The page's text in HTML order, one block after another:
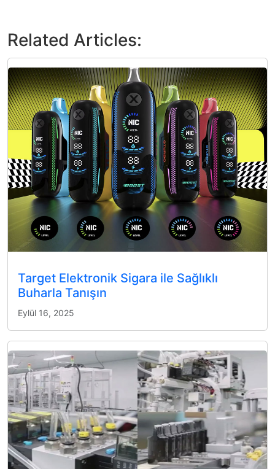
Related Articles:
Target Elektronik Sigara ile Sağlıklı
Buharla Tanışın
Eylül 16, 2025